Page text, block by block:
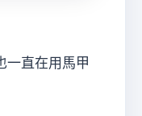
一直在用馬甲